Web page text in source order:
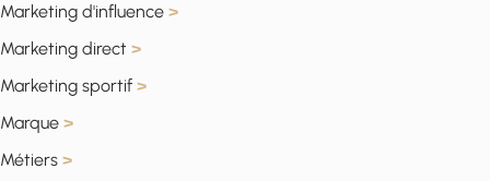
Marketing d'influence >
Marketing direct >
Marketing sportif >
Marque >
Métiers >